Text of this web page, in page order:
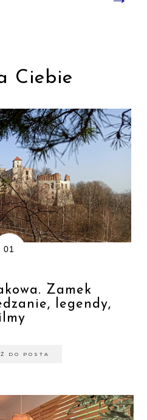
Ciebie
Zamek
legendy,
DO POSTA